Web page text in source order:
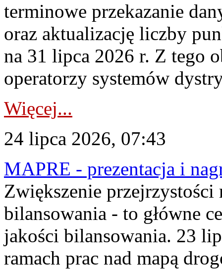
terminowe przekazanie
oraz aktualizację liczby
na 31 lipca 2026 r. Z tego
operatorzy systemów
Więcej...
24 lipca 2026, 07:43
MAPRE - prezentacja i
Zwiększenie
bilansowania - to główne
jakości bilansowania. 23
ramach prac nad mapą